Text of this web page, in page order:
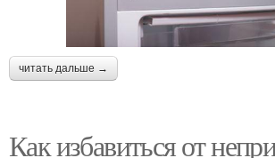
читать дальше →
Как избавиться от